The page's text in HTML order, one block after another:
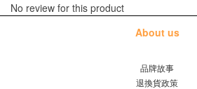
No review for this product
About us
品牌故事
退換貨政策